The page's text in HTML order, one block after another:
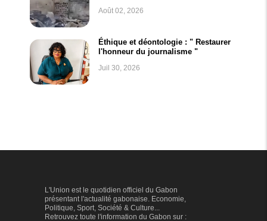
Août 02, 2026
Éthique et déontologie : " Restaurer
l'honneur du journalisme "
Juil 30, 2026
L'Union est le quotidien officiel du Gabon
présentant l'actualité gabonaise. Economie,
Politique, Sport, Société & Culture...
Retrouvez toute l'information du Gabon sur :